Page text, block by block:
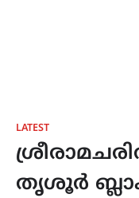
LATEST
തൃശൂർ